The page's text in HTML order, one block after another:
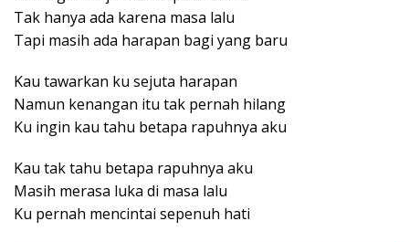
Tak hanya ada karena masa lalu
Tapi masih ada harapan bagi yang baru
Kau tawarkan ku sejuta harapan
Namun kenangan itu tak pernah hilang
Ku ingin kau tahu betapa rapuhnya aku
Kau tak tahu betapa rapuhnya aku
Masih merasa luka di masa lalu
Ku pernah mencintai sepenuh hati